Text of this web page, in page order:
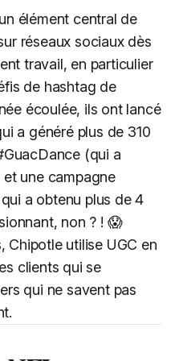
élément central de
réseaux sociaux dès
travail, en particulier
de hashtag de
écoulée, ils ont lancé
a généré plus de 310
(qui a
et une campagne
a obtenu plus de 4
non ? ! 😱
Chipotle utilise UGC en
clients qui se
qui ne savent pas